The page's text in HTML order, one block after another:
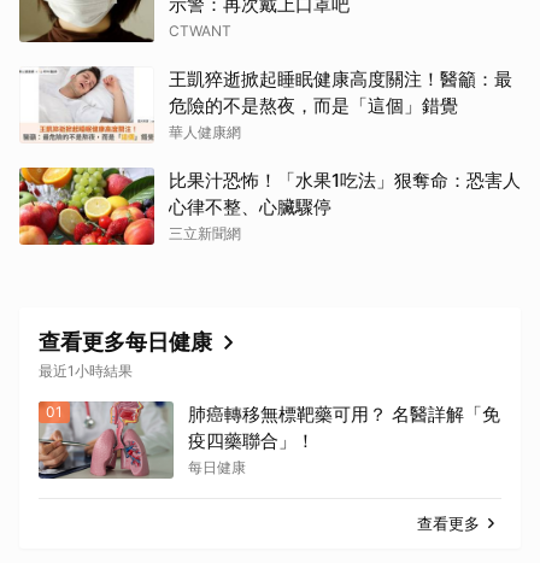
CTWANT
王凱猝逝掀起睡眠健康高度關注！醫籲：最
危險的不是熬夜，而是「這個」錯覺
華人健康網
比果汁恐怖！「水果1吃法」狠奪命：恐害人
心律不整、心臟驟停
三立新聞網
查看更多每日健康
最近1小時結果
01
肺癌轉移無標靶藥可用？ 名醫詳解「免
疫四藥聯合」！
每日健康
查看更多